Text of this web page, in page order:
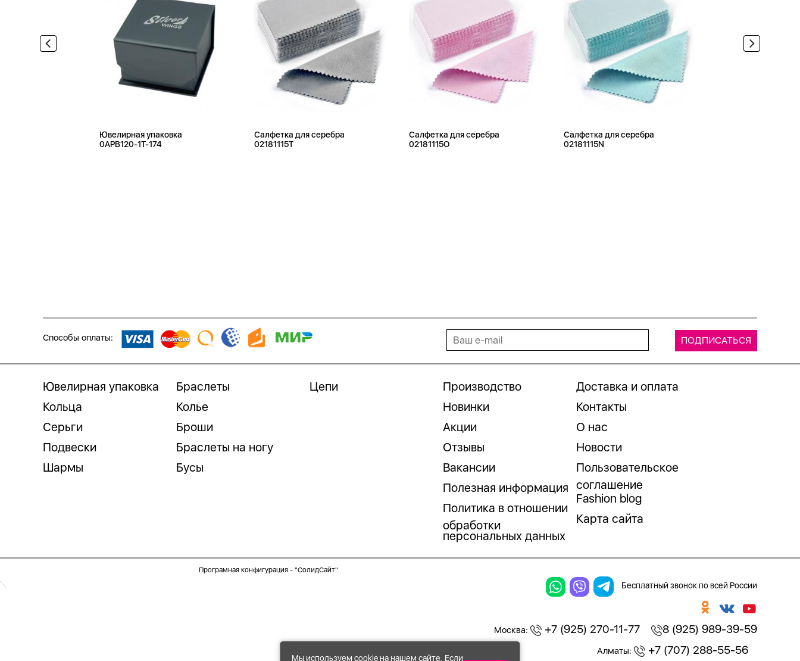
Ювелирная упаковка
0APB120-1T-174
Салфетка для серебра
02181115T
Салфетка для серебра
02181115O
Салфетка для серебра
02181115N
Способы оплаты:
Ювелирная упаковка
Кольца
Серьги
Подвески
Шармы
Браслеты
Колье
Броши
Браслеты на ногу
Бусы
Цепи
Производство
Новинки
Акции
Отзывы
Вакансии
Полезная информация
Политика в отношении
обработки
персональных данных
Доставка и оплата
Контакты
О нас
Новости
Пользовательское
соглашение
Fashion blog
Карта сайта
Бесплатный звонок по всей России
Москва: +7 (925) 270-11-77 8 (925) 989-39-59
Алматы: +7 (707) 288-55-56
Програмная конфигурация - "СолидСайт"
Мы используем cookie на нашем сайте. Если